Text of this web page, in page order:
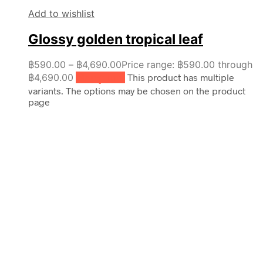
Add to wishlist
Glossy golden tropical leaf
฿590.00 – ฿4,690.00Price range: ฿590.00 through
฿4,690.00
This product has multiple
variants. The options may be chosen on the product
page